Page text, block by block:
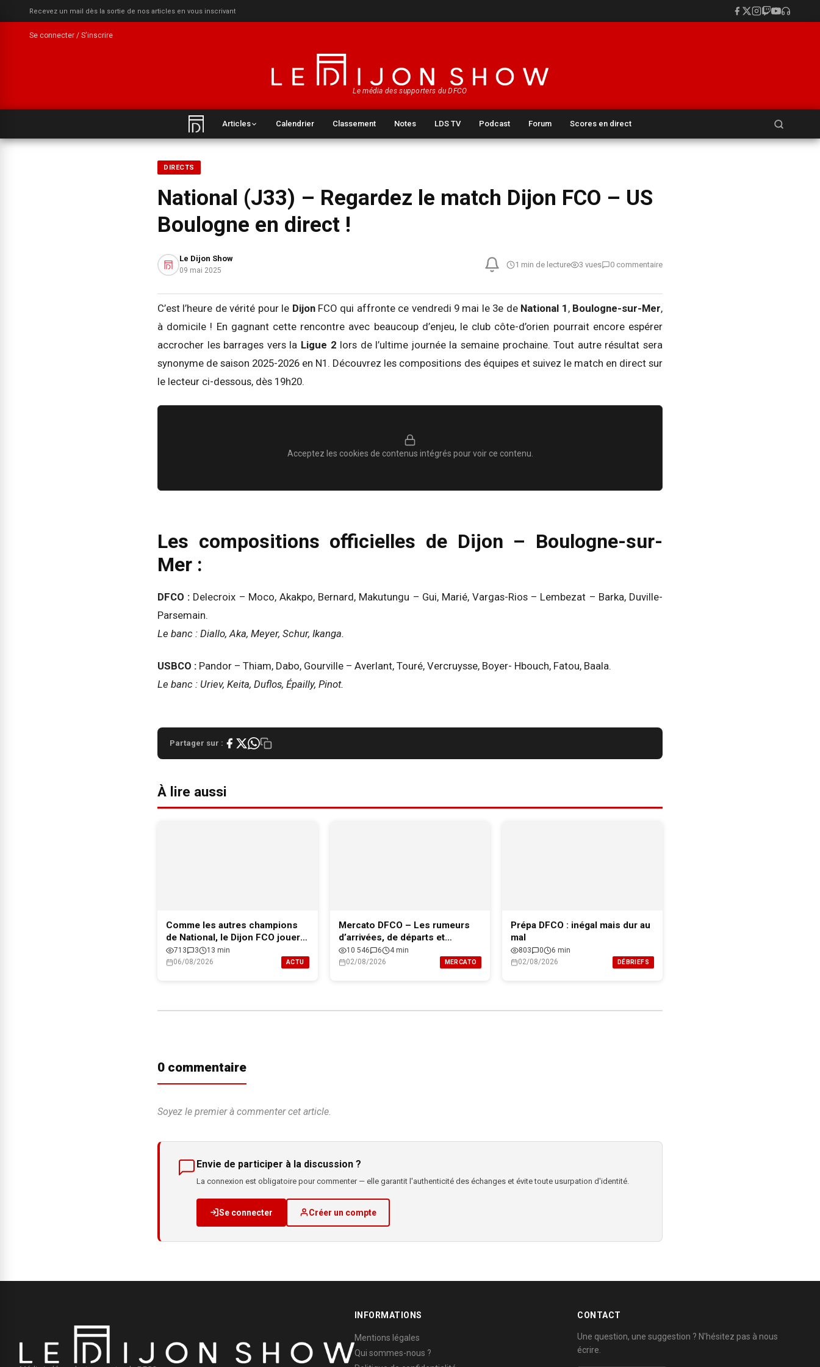
Recevez un mail dès la sortie de nos articles en vous inscrivant
Se connecter / S'inscrire
Le média des supporters du DFCO
Articles Calendrier Classement Notes LDS TV Podcast Forum Scores en direct
DIRECTS
National (J33) – Regardez le match Dijon FCO – US
Boulogne en direct !
Le Dijon Show
09 mai 2025
1 min de lecture 3 vues 0 commentaire
C’est l’heure de vérité pour le DijonFCO qui affronte ce vendredi 9 mai le 3e deNational 1 , Boulogne-sur-Mer,
à domicile ! En gagnant cette rencontre avec beaucoup d’enjeu, le club côte-d’orien pourrait encore espérer
accrocher les barrages vers la Ligue 2 lors de l’ultime journée la semaine prochaine. Tout autre résultat sera
synonyme de saison 2025-2026 en N1. Découvrez les compositions des équipes et suivez le match en direct sur
le lecteur ci-dessous, dès 19h20.
Acceptez les cookies de contenus intégrés pour voir ce contenu.
Les compositions officielles de Dijon – Boulogne-sur-
Mer :
DFCO : Delecroix – Moco, Akakpo, Bernard, Makutungu – Gui, Marié, Vargas-Rios – Lembezat – Barka, Duville-
Parsemain.
Le banc : Diallo, Aka, Meyer, Schur, Ikanga.
USBCO : Pandor – Thiam, Dabo, Gourville – Averlant, Touré, Vercruysse, Boyer- Hbouch, Fatou, Baala.
Le banc : Uriev, Keita, Duflos, Épailly, Pinot.
Partager sur :
À lire aussi
Comme les autres champions
de National, le Dijon FCO jouera
le maintien en Ligue 2
713 3
13 min
06/08/2026
ACTU
Mercato DFCO – Les rumeurs
d’arrivées, de départs et
l’effectif professionnel de Dijon
pour 2026-2027
10 546 6
4 min
02/08/2026
MERCATO
Prépa DFCO : inégal mais dur au
mal
803 0
6 min
02/08/2026
DÉBRIEFS
0 commentaire
Soyez le premier à commenter cet article.
Envie de participer à la discussion ?
La connexion est obligatoire pour commenter — elle garantit l'authenticité des échanges et évite toute usurpation d'identité.
Se connecter Créer un compte
INFORMATIONS
Mentions légales
Qui sommes-nous ?
CONTACT
Une question, une suggestion ? N'hésitez pas à nous
écrire.